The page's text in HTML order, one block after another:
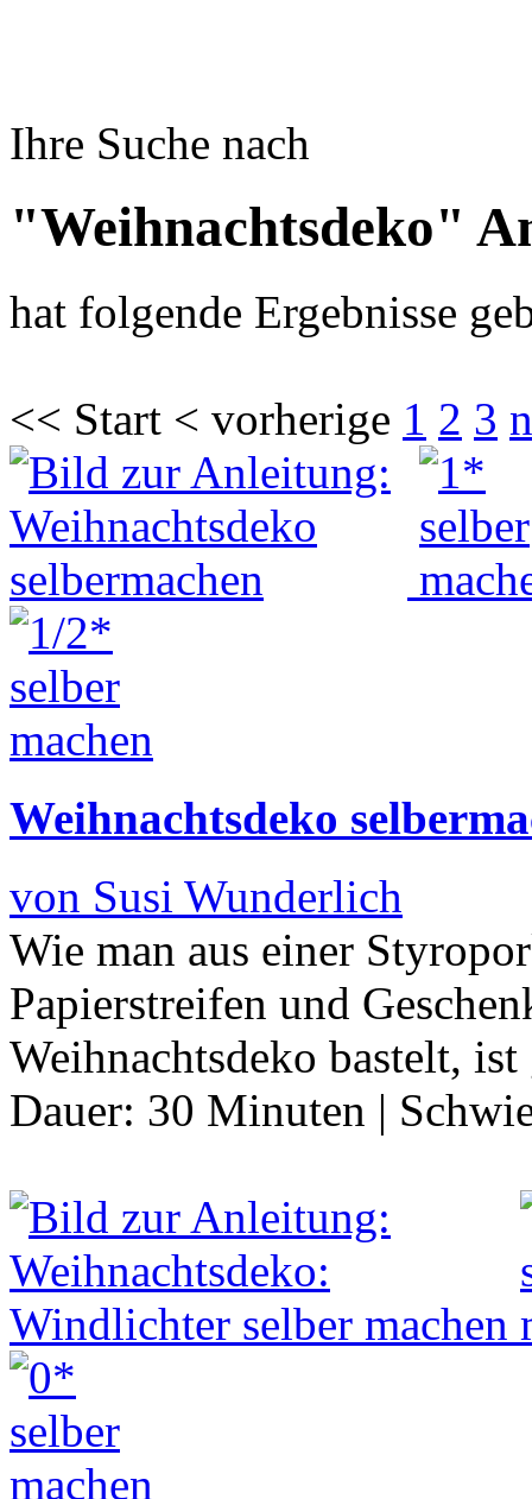
Ihre Suche nach
"Weihnachtsdeko"
hat folgende Ergebnisse
<< Start < vorherige 1 2 3
Weihnachtsdeko
von Susi Wunderlich
Wie man aus einer
Papierstreifen und
Weihnachtsdeko bastelt,
Dauer: 30 Minuten |